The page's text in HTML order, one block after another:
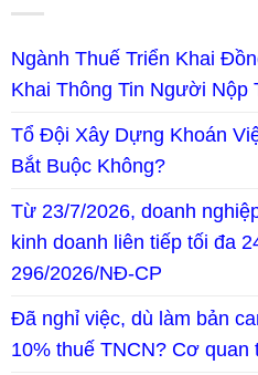
Ngành Thuế Triển Khai
Khai Thông Tin Người Nộp
Tổ Đội Xây Dựng Khoán
Bắt Buộc Không?
Từ 23/7/2026, doanh
kinh doanh liên tiếp tối đa
296/2026/NĐ-CP
Đã nghỉ việc, dù làm bản
10% thuế TNCN? Cơ